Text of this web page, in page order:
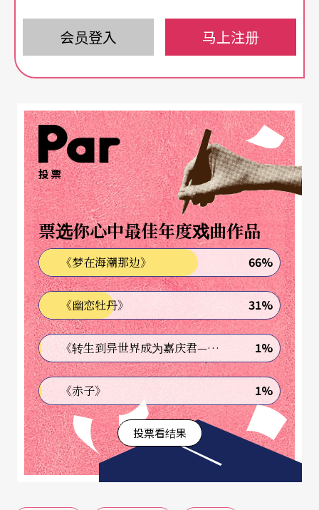
会员登入 马上注册
投票
票选你心中最佳年度戏曲作品
《梦在海潮那边》 66%
《幽恋牡丹》 31%
《转生到异世界成为嘉庆君—发现我的祖先是诈骗集团!?》 1%
《赤子》 1%
投票看结果